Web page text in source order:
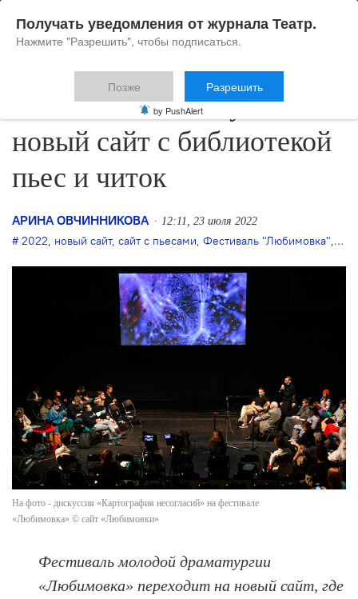
«Любимовка» запустила
новый сайт с библиотекой
пьес и читок
АРИНА ОВЧИННИКОВА 12:11, 23 июля 2022
2022, новый сайт, сайт с пьесами, Фестиваль "Любимовка",
На фото - дискуссия «Картография несогласий» на фестивале
«Любимовка» © сайт «Любимовки»
Фестиваль молодой драматургии
«Любимовка» переходит на новый сайт, где
Получать уведомления от журнала Театр.
Нажмите "Разрешить", чтобы подписаться.
Позже Разрешить
by PushAlert